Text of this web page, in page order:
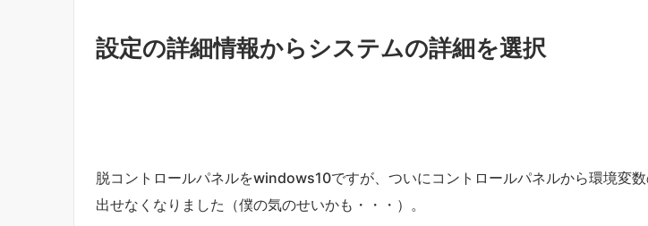
設定の詳細情報からシステムの詳細を選択
脱コントロールパネルをwindows10ですが、ついにコントロールパネルから環境変
出せなくなりました（僕の気のせいかも・・・）。